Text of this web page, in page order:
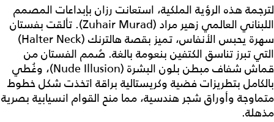
لترجمة هذه الرؤية الملكية، استعانت رزان بإبداعات المصمم
اللبناني العالمي زهير مراد (Zuhair Murad). تألقت بفستان
سهرة يحبس الأنفاس، تميز بقصة هالترنك (Halter Neck)
التي تبرز تناسق الكتفين بنعومة بالغة. صُمم الفستان من
قماش شفاف مبطن بلون البشرة (Nude Illusion)، وغُطي
بالكامل بتطريزات فضية وكريستالية براقة اتخذت شكل خطوط
متماوجة وأوراق شجر هندسية، مما منح القوام انسيابية بصرية
مذهلة.